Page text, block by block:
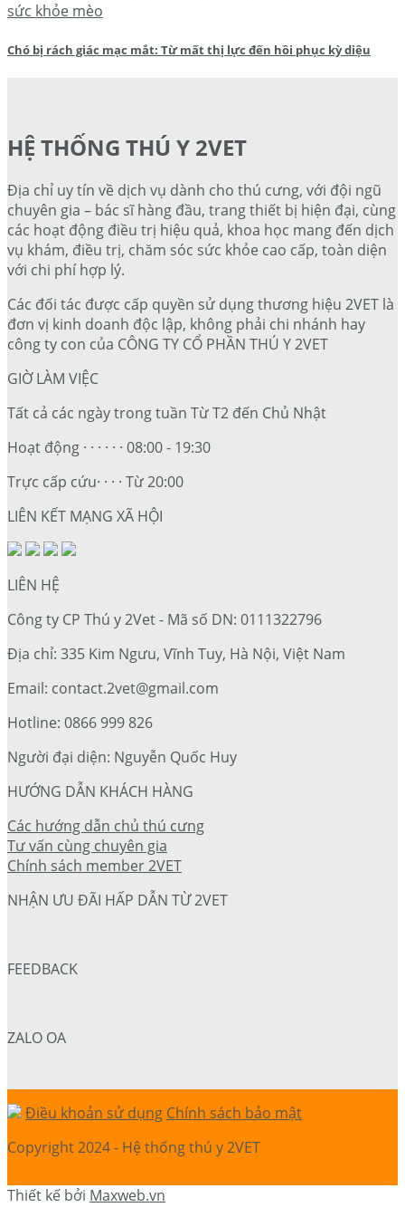
sức khỏe mèo
Chó bị rách giác mạc mắt: Từ mất thị lực đến hồi phục kỳ diệu
HỆ THỐNG THÚ Y 2VET
Địa chỉ uy tín về dịch vụ dành cho thú cưng, với đội ngũ
chuyên gia – bác sĩ hàng đầu, trang thiết bị hiện đại, cùng
các hoạt động điều trị hiệu quả, khoa học mang đến dịch
vụ khám, điều trị, chăm sóc sức khỏe cao cấp, toàn diện
với chi phí hợp lý.
Các đối tác được cấp quyền sử dụng thương hiệu 2VET là
đơn vị kinh doanh độc lập, không phải chi nhánh hay
công ty con của CÔNG TY CỔ PHẦN THÚ Y 2VET
GIỜ LÀM VIỆC
Tất cả các ngày trong tuần Từ T2 đến Chủ Nhật
Hoạt động · · · · · · 08:00 - 19:30
Trực cấp cứu· · · · Từ 20:00
LIÊN KẾT MẠNG XÃ HỘI
LIÊN HỆ
Công ty CP Thú y 2Vet - Mã số DN: 0111322796
Địa chỉ: 335 Kim Ngưu, Vĩnh Tuy, Hà Nội, Việt Nam
Email: contact.2vet@gmail.com
Hotline: 0866 999 826
Người đại diện: Nguyễn Quốc Huy
HƯỚNG DẪN KHÁCH HÀNG
Các hướng dẫn chủ thú cưng
Tư vấn cùng chuyên gia
Chính sách member 2VET
NHẬN ƯU ĐÃI HẤP DẪN TỪ 2VET
FEEDBACK
ZALO OA
Điều khoản sử dụng Chính sách bảo mật
Copyright 2024 - Hệ thống thú y 2VET
Thiết kế bởi Maxweb.vn